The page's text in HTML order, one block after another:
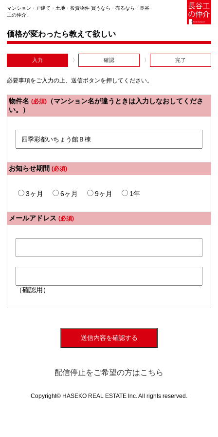
マンション・戸建て・土地・投資物件 買うなら・売るなら「長谷
工の仲介」
価格が変わったら教えて欲しい
入力 確認 完了
必要事項をご入力の上、送信ボタンを押してください。
物件名 (必須) （マンション名が違うときは入力しなおしてくださ
い。）
お知らせ期間 (必須)
3ヶ月 6ヶ月 9ヶ月 1年
メールアドレス (必須)
（確認用）
送信内容を確認する
配信停止をご希望の方はこちら
Copyright© HASEKO REAL ESTATE Inc. All rights reserved.